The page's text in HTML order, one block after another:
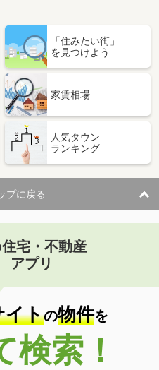
「住みたい街」
を見つけよう
家賃相場
人気タウン
ランキング
プに戻る
宅・不動産
アプリ
イトの物件を
検索！